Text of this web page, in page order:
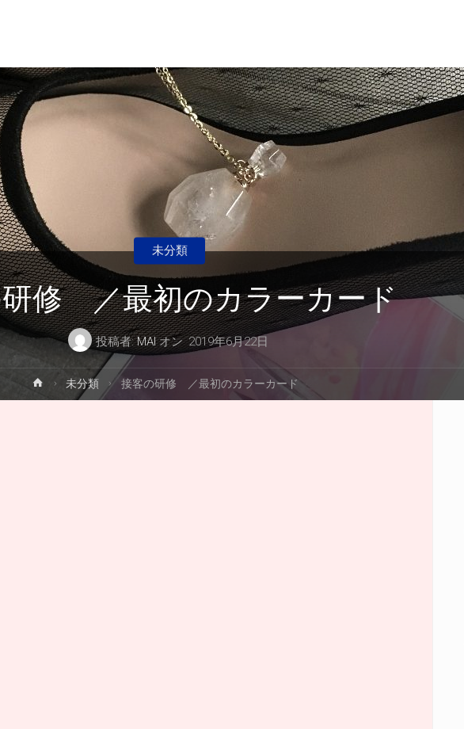
研修 ／最初のカラーカード
投稿者: MAI オン 2019年6月22日
未分類
ホ
ー
未分類 接客の研修 ／最初のカラーカード